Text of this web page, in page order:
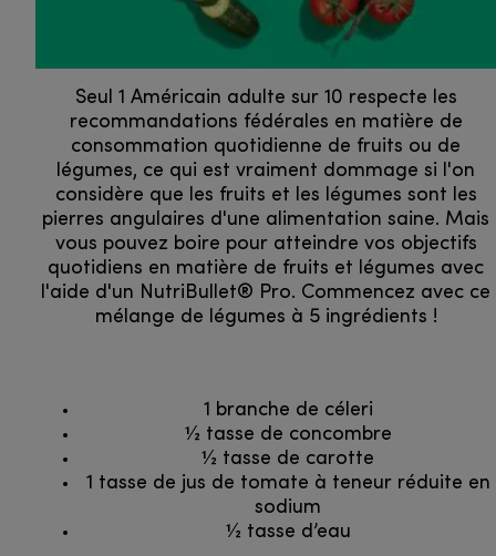
Seul 1 Américain adulte sur 10 respecte les
recommandations fédérales en matière de
consommation quotidienne de fruits ou de
légumes, ce qui est vraiment dommage si l'on
considère que les fruits et les légumes sont les
pierres angulaires d'une alimentation saine. Mais
vous pouvez boire pour atteindre vos objectifs
quotidiens en matière de fruits et légumes avec
l'aide d'un NutriBullet® Pro. Commencez avec ce
mélange de légumes à 5 ingrédients !
1 branche de céleri
1⁄2 tasse de concombre
1⁄2 tasse de carotte
1 tasse de jus de tomate à teneur réduite en
sodium
1⁄2 tasse d’eau